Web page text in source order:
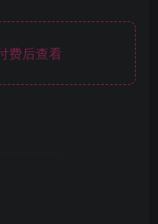
费后查看